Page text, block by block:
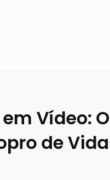
Vídeo: O
de Vida